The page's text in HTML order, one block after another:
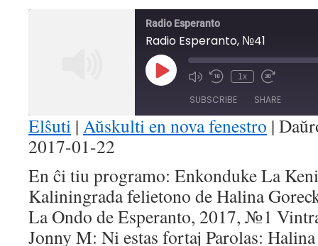
Radio Esperanto
Radio Esperanto, №41
Play
Episode Mute/Unmute
Rewind
Seconds
1x
Fast
30
seconds
SUBSCRIBE SHARE
SHARE
LINK
EMBED
Elŝuti | Aŭskulti en nova fenestro |
2017-01-22
En ĉi tiu programo: Enkonduke La
Kaliningrada felietono de Halina
La Ondo de Esperanto, 2017, №1
Jonny M: Ni estas fortaj Parolas: